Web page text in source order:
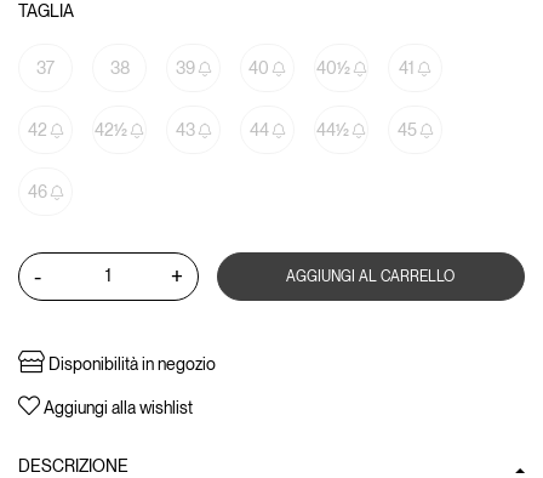
TAGLIA
37 38 39 40 40½ 41
42 42½ 43 44 44½ 45
46
- + AGGIUNGI AL CARRELLO
Disponibilità in negozio
Aggiungi alla wishlist
DESCRIZIONE